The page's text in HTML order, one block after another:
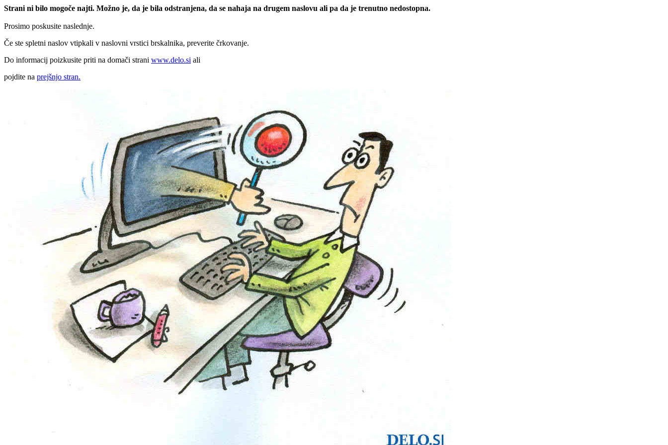
Strani ni bilo mogoče najti. Možno je, da je bila odstranjena, da se nahaja na drugem naslovu ali pa da je trenutno nedostopna.
Prosimo poskusite naslednje.
Če ste spletni naslov vtipkali v naslovni vrstici brskalnika, preverite črkovanje.
Do informacij poizkusite priti na domači strani www.delo.si ali
pojdite na prejšnjo stran.